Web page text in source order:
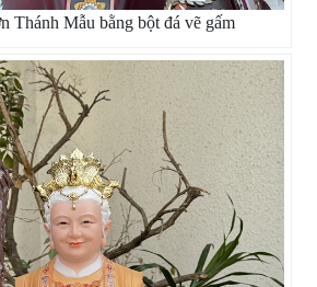
Thánh Mẫu bằng bột đá vẽ gấm